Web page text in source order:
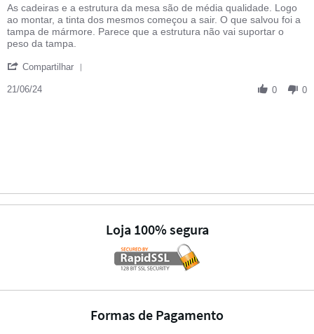
Review by Carla S. on 21 Jun 2024
review stating Mediana
As cadeiras e a estrutura da mesa são de média qualidade. Logo
ao montar, a tinta dos mesmos começou a sair. O que salvou foi a
tampa de mármore. Parece que a estrutura não vai suportar o
peso da tampa.
Compartilhar
21/06/24 0 0